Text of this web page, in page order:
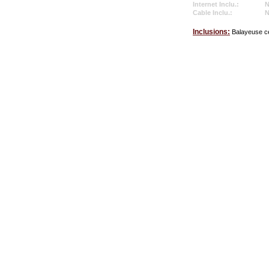
Internet Inclu.:
Cable Inclu.:
Inclusions: Balayeuse